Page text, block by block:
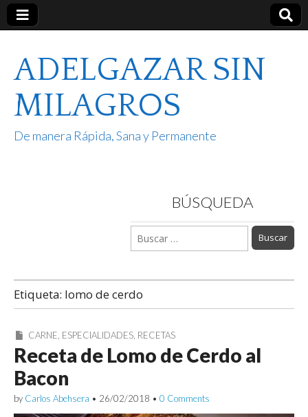
ADELGAZAR SIN
MILAGROS
De manera Rápida, Sana y Permanente
BÚSQUEDA
Buscar:
Etiqueta: lomo de cerdo
CARNE, ESPECIALIDADES, RECETAS
Receta de Lomo de Cerdo al
Bacon
by Carlos Abehsera • 26/02/2018 • 0 Comments